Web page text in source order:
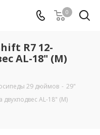
0
R7 12-
AL-18" (M)
29 дюймов - 29"
AL-18" (M)